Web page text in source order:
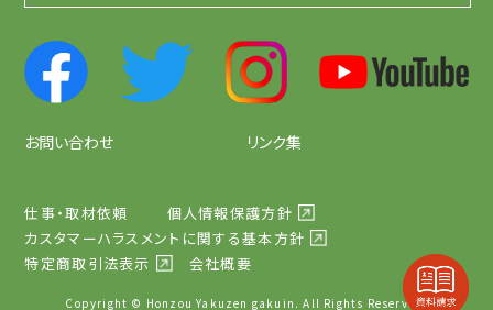
お問い合わせ リンク集
仕事・取材依頼
個人情報保護方針
カスタマーハラスメントに関する基本方針
特定商取引法表示
会社概要
Copyright © Honzou Yakuzen gakuin. All Rights Reserved.